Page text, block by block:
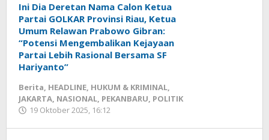
Ini Dia Deretan Nama Calon Ketua
Partai GOLKAR Provinsi Riau, Ketua
Umum Relawan Prabowo Gibran:
“Potensi Mengembalikan Kejayaan
Partai Lebih Rasional Bersama SF
Hariyanto”
Berita, HEADLINE, HUKUM & KRIMINAL,
JAKARTA, NASIONAL, PEKANBARU, POLITIK
19 Oktober 2025, 16:12